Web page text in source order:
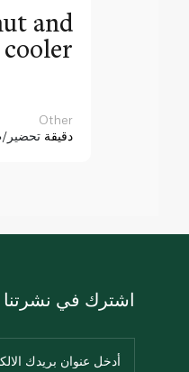
and
Other
10 دقيقة
اشترك في نشرتنا